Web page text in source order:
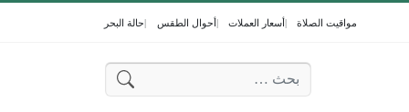
مواقيت الصلاة أسعار العملات أحوال الطقس حالة البحر
البحث عن: